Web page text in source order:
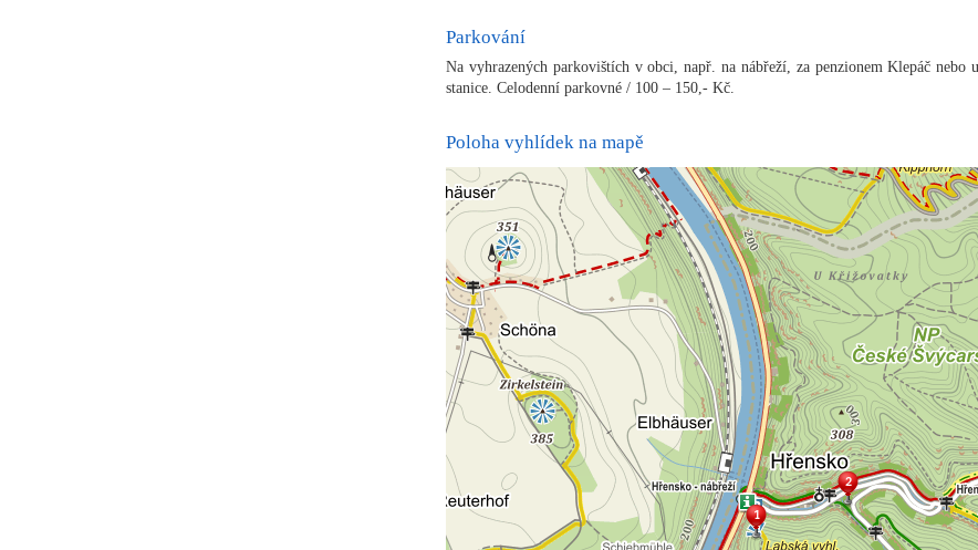
Parkování
Na vyhrazených parkovištích v obci, např. na nábřeží, za penzionem Klepáč nebo
stanice. Celodenní parkovné / 100 – 150,- Kč.
Poloha vyhlídek na mapě